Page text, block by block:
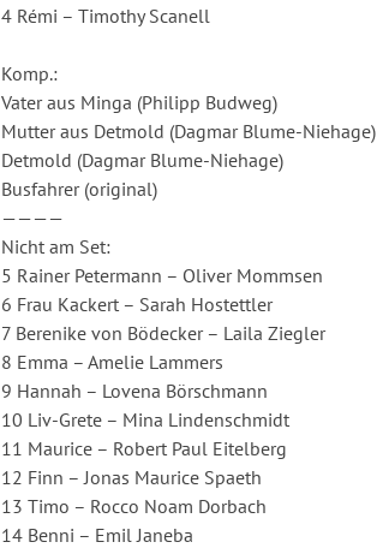
4 Rémi – Timothy Scanell
Komp.:
Vater aus Minga (Philipp Budweg)
Mutter aus Detmold (Dagmar Blume-Niehage)
Detmold (Dagmar Blume-Niehage)
Busfahrer (original)
————
Nicht am Set:
5 Rainer Petermann – Oliver Mommsen
6 Frau Kackert – Sarah Hostettler
7 Berenike von Bödecker – Laila Ziegler
8 Emma – Amelie Lammers
9 Hannah – Lovena Börschmann
10 Liv-Grete – Mina Lindenschmidt
11 Maurice – Robert Paul Eitelberg
12 Finn – Jonas Maurice Spaeth
13 Timo – Rocco Noam Dorbach
14 Benni – Emil Janeba